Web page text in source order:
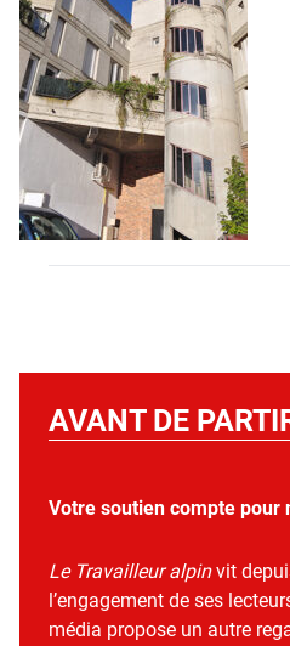
AVANT DE
Votre soutien compte pour
Le Travailleur alpinvit
l’engagement de ses
média propose un autre